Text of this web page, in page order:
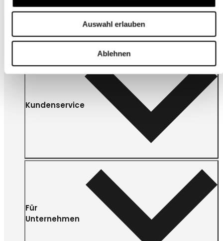
Auswahl erlauben
Ablehnen
Kundenservice
Für
Unternehmen